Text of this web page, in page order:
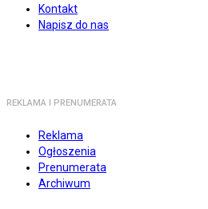
Kontakt
Napisz do nas
REKLAMA I PRENUMERATA
Reklama
Ogłoszenia
Prenumerata
Archiwum